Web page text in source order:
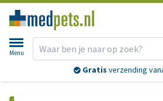
Menu
Gratis verzending